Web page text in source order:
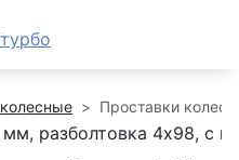
Проставки